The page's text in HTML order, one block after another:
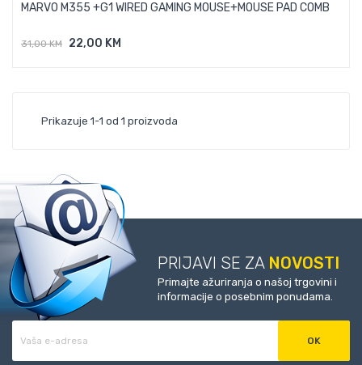
MARVO M355 +G1 WIRED GAMING MOUSE+MOUSE PAD COMB
31,00 KM 22,00 KM
Dodaj U Košaricu
Prikazuje 1-1 od 1 proizvoda
PRIJAVI SE ZA NOVOSTI
Primajte ažuriranja o našoj trgovini i
informacije o posebnim ponudama.